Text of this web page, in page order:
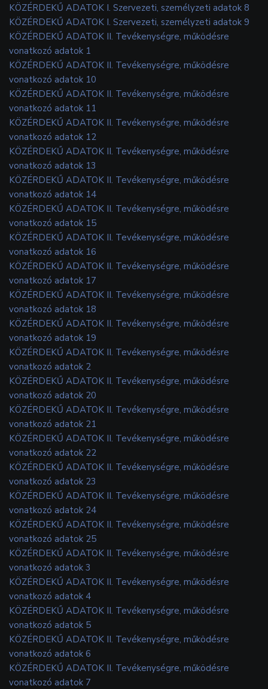
KÖZÉRDEKŰ ADATOK I. Szervezeti, személyzeti adatok 8
KÖZÉRDEKŰ ADATOK I. Szervezeti, személyzeti adatok 9
KÖZÉRDEKŰ ADATOK II. Tevékenységre, működésre
vonatkozó adatok 1
KÖZÉRDEKŰ ADATOK II. Tevékenységre, működésre
vonatkozó adatok 10
KÖZÉRDEKŰ ADATOK II. Tevékenységre, működésre
vonatkozó adatok 11
KÖZÉRDEKŰ ADATOK II. Tevékenységre, működésre
vonatkozó adatok 12
KÖZÉRDEKŰ ADATOK II. Tevékenységre, működésre
vonatkozó adatok 13
KÖZÉRDEKŰ ADATOK II. Tevékenységre, működésre
vonatkozó adatok 14
KÖZÉRDEKŰ ADATOK II. Tevékenységre, működésre
vonatkozó adatok 15
KÖZÉRDEKŰ ADATOK II. Tevékenységre, működésre
vonatkozó adatok 16
KÖZÉRDEKŰ ADATOK II. Tevékenységre, működésre
vonatkozó adatok 17
KÖZÉRDEKŰ ADATOK II. Tevékenységre, működésre
vonatkozó adatok 18
KÖZÉRDEKŰ ADATOK II. Tevékenységre, működésre
vonatkozó adatok 19
KÖZÉRDEKŰ ADATOK II. Tevékenységre, működésre
vonatkozó adatok 2
KÖZÉRDEKŰ ADATOK II. Tevékenységre, működésre
vonatkozó adatok 20
KÖZÉRDEKŰ ADATOK II. Tevékenységre, működésre
vonatkozó adatok 21
KÖZÉRDEKŰ ADATOK II. Tevékenységre, működésre
vonatkozó adatok 22
KÖZÉRDEKŰ ADATOK II. Tevékenységre, működésre
vonatkozó adatok 23
KÖZÉRDEKŰ ADATOK II. Tevékenységre, működésre
vonatkozó adatok 24
KÖZÉRDEKŰ ADATOK II. Tevékenységre, működésre
vonatkozó adatok 25
KÖZÉRDEKŰ ADATOK II. Tevékenységre, működésre
vonatkozó adatok 3
KÖZÉRDEKŰ ADATOK II. Tevékenységre, működésre
vonatkozó adatok 4
KÖZÉRDEKŰ ADATOK II. Tevékenységre, működésre
vonatkozó adatok 5
KÖZÉRDEKŰ ADATOK II. Tevékenységre, működésre
vonatkozó adatok 6
KÖZÉRDEKŰ ADATOK II. Tevékenységre, működésre
vonatkozó adatok 7